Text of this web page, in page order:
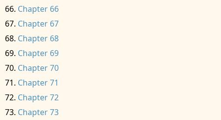
Chapter 66
Chapter 67
Chapter 68
Chapter 69
Chapter 70
Chapter 71
Chapter 72
Chapter 73